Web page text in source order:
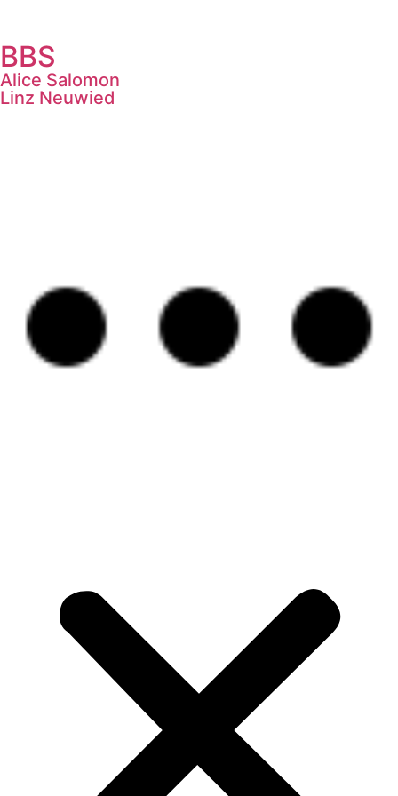
BBS
Alice Salomon
Linz Neuwied